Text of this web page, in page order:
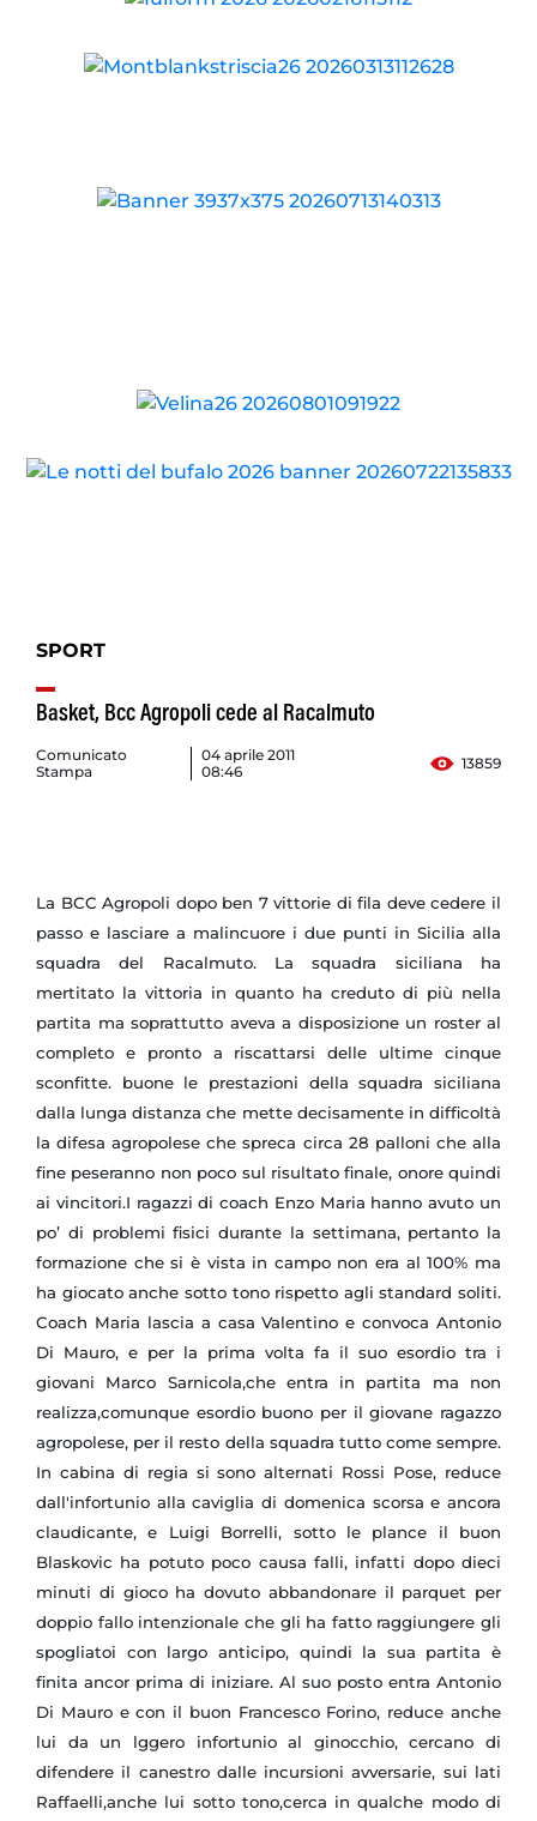
SPORT
Basket, Bcc Agropoli cede al Racalmuto
Comunicato
Stampa
04 aprile 2011
08:46
13859
La BCC Agropoli dopo ben 7 vittorie di fila deve cedere il
passo e lasciare a malincuore i due punti in Sicilia alla
squadra del Racalmuto. La squadra siciliana ha
mertitato la vittoria in quanto ha creduto di più nella
partita ma soprattutto aveva a disposizione un roster al
completo e pronto a riscattarsi delle ultime cinque
sconfitte. buone le prestazioni della squadra siciliana
dalla lunga distanza che mette decisamente in difficoltà
la difesa agropolese che spreca circa 28 palloni che alla
fine peseranno non poco sul risultato finale, onore quindi
ai vincitori.I ragazzi di coach Enzo Maria hanno avuto un
po’ di problemi fisici durante la settimana, pertanto la
formazione che si è vista in campo non era al 100% ma
ha giocato anche sotto tono rispetto agli standard soliti.
Coach Maria lascia a casa Valentino e convoca Antonio
Di Mauro, e per la prima volta fa il suo esordio tra i
giovani Marco Sarnicola,che entra in partita ma non
realizza,comunque esordio buono per il giovane ragazzo
agropolese, per il resto della squadra tutto come sempre.
In cabina di regia si sono alternati Rossi Pose, reduce
dall'infortunio alla caviglia di domenica scorsa e ancora
claudicante, e Luigi Borrelli, sotto le plance il buon
Blaskovic ha potuto poco causa falli, infatti dopo dieci
minuti di gioco ha dovuto abbandonare il parquet per
doppio fallo intenzionale che gli ha fatto raggiungere gli
spogliatoi con largo anticipo, quindi la sua partita è
finita ancor prima di iniziare. Al suo posto entra Antonio
Di Mauro e con il buon Francesco Forino, reduce anche
lui da un lggero infortunio al ginocchio, cercano di
difendere il canestro dalle incursioni avversarie, sui lati
Raffaelli,anche lui sotto tono,cerca in qualche modo di